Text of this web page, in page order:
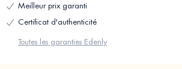
Meilleur prix garanti
Certificat d'authenticité
Toutes les garanties Edenly